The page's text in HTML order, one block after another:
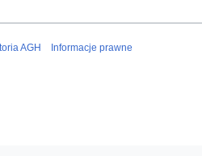
AGH Informacje prawne